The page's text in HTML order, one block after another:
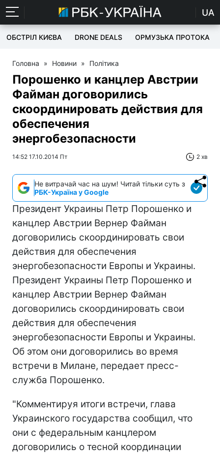
UA
ОБСТРІЛ КИЄВА DRONE DEALS ОРМУЗЬКА ПРОТОКА
Головна » Новини » Політика
Порошенко и канцлер Австрии
Файман договорились
скоординировать действия для
обеспечения
энергобезопасности
14:52 17.10.2014 Пт 2 хв
Не витрачай час на шум! Читай тільки суть з
РБК-Україна у Google
Президент Украины Петр Порошенко и
канцлер Австрии Вернер Файман
договорились скоординировать свои
действия для обеспечения
энергобезопасности Европы и Украины.
Президент Украины Петр Порошенко и
канцлер Австрии Вернер Файман
договорились скоординировать свои
действия для обеспечения
энергобезопасности Европы и Украины.
Об этом они договорились во время
встречи в Милане, передает пресс-
служба Порошенко.
"Комментируя итоги встречи, глава
Украинского государства сообщил, что
они с федеральным канцлером
договорились о тесной координации